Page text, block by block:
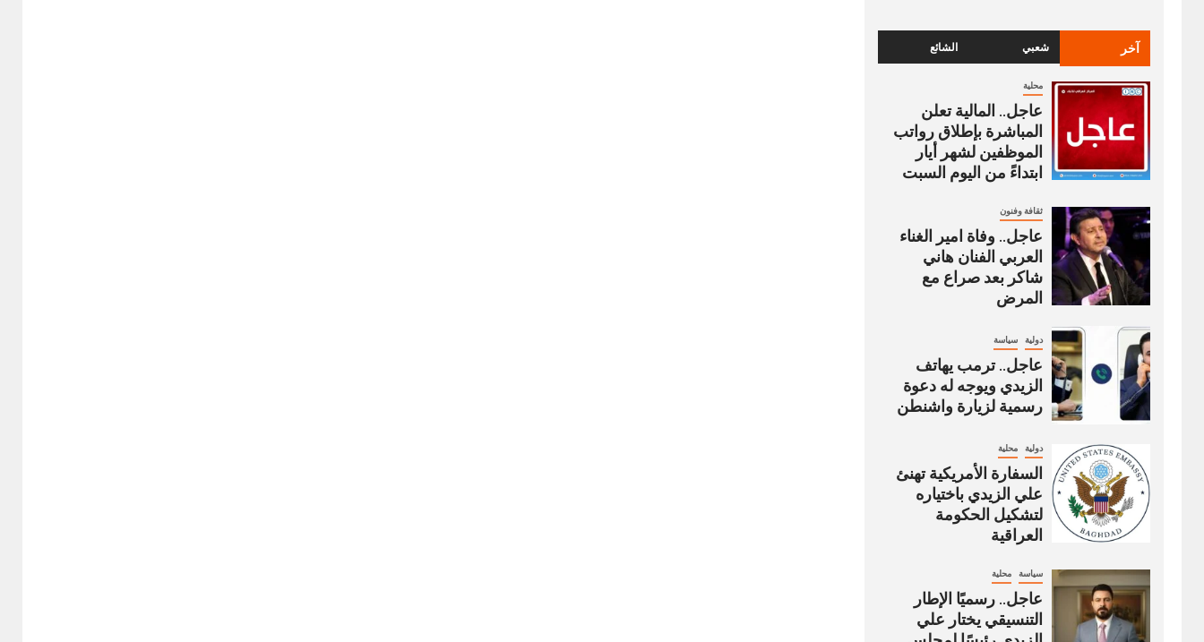
آخر شعبي الشائع
محلية
عاجل.. المالية تعلن
المباشرة بإطلاق رواتب
‏الموظفين لشهر أيار
ابتداءً من اليوم السبت
ثقافة وفنون
عاجل.. وفاة امير الغناء
العربي الفنان هاني
شاكر بعد صراع مع
المرض
دولية سياسة
عاجل.. ترمب يهاتف
الزيدي ويوجه له دعوة
رسمية لزيارة واشنطن
دولية محلية
السفارة الأمريكية تهنئ
علي الزيدي باختياره
لتشكيل الحكومة
العراقية
سياسة محلية
عاجل.. رسميًا الإطار
التنسيقي يختار علي